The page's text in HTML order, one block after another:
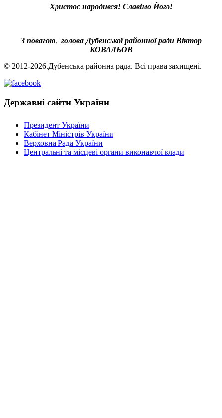
Христос народився! Славімо Його!
З повагою, голова Дубенської районної ради Віктор
КОВАЛЬОВ
© 2012-2026.Дубенська районна рада. Всі права захищені.
Державні сайти України
Президент України
Кабінет Міністрів України
Верховна Рада України
Центральні та місцеві органи виконавчої влади